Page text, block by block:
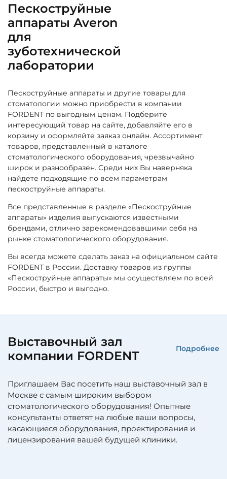
Пескоструйные
аппараты Averon
для
зуботехнической
лаборатории
Пескоструйные аппараты и другие товары для
стоматологии можно приобрести в компании
FORDENT по выгодным ценам. Подберите
интересующий товар на сайте, добавляйте его в
корзину и оформляйте заяказ онлайн. Ассортимент
товаров, представленный в каталоге
стоматологического оборудования, чрезвычайно
широк и разнообразен. Среди них Вы наверняка
найдете подходящие по всем параметрам
пескоструйные аппараты.
Все представленные в разделе «Пескоструйные
аппараты» изделия выпускаются известными
брендами, отлично зарекомендовавшими себя на
рынке стоматологического оборудования.
Вы всегда можете сделать заказ на официальном сайте
FORDENT в России. Доставку товаров из группы
«Пескоструйные аппараты» мы осуществляем по всей
России, быстро и выгодно.
Выставочный зал
компании FORDENT
Подробнее
Приглашаем Вас посетить наш выставочный зал в
Москве с самым широким выбором
стоматологического оборудования! Опытные
консультанты ответят на любые ваши вопросы,
касающиеся оборудования, проектирования и
лицензирования вашей будущей клиники.